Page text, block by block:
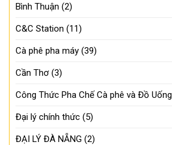
Bình Thuận (2)
C&C Station (11)
Cà phê pha máy (39)
Cần Thơ (3)
Công Thức Pha Chế Cà phê và Đồ Uống
Đại lý chính thức (5)
ĐẠI LÝ ĐÀ NẴNG (2)